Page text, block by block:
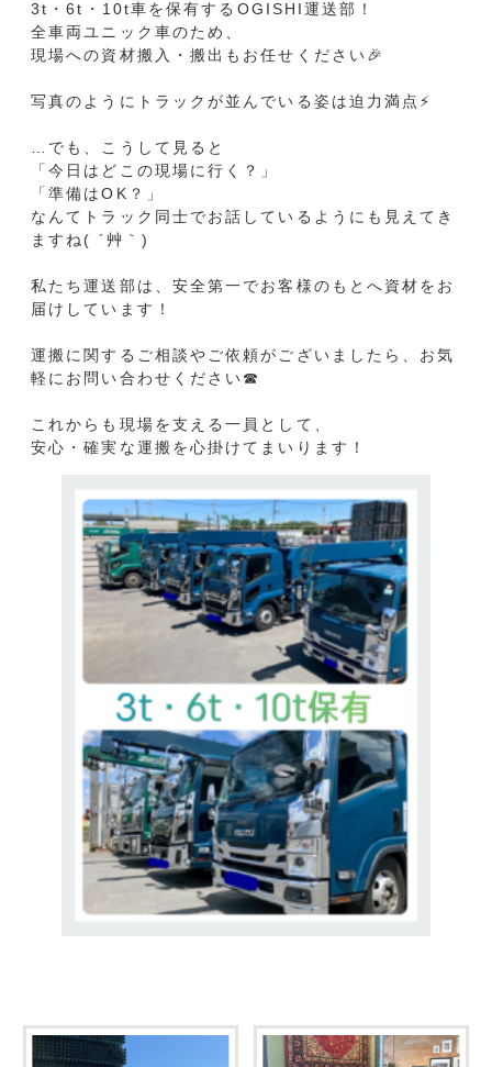
花巻資材センターでは、
スタッフたち...
前のニュース
☕本社1階のお気に入りスポット
本社1階の休憩＆打ち合
わせスペースには...
次のニュース
お知らせ一覧へ
無料お見積・お問い合わせ
free estimate / contact
足場材の販売・買取・リース等
お気軽にお問い合わせください。
お電話でのお問い合わせも対応しております。
メールでのお問い合わせはこちら